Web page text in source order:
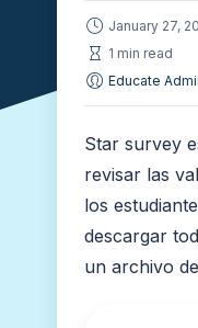
January 27,
1 min read
Educate
Star survey
revisar las
los
descargar
un archivo